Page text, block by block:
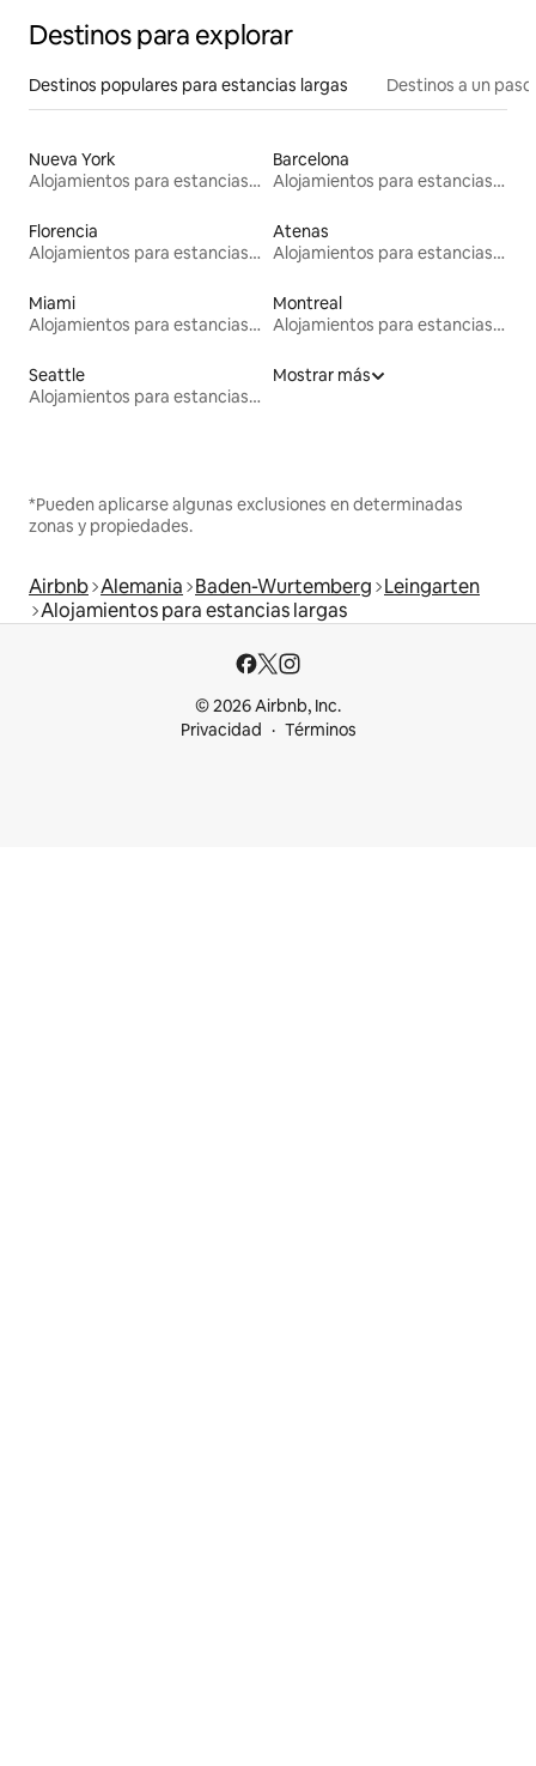
Destinos para explorar
Destinos populares para estancias largas Destinos a un
Nueva York
Alojamientos para estancias largas
Barcelona
Alojamientos para estancias largas
Florencia
Alojamientos para estancias largas
Atenas
Alojamientos para estancias largas
Miami
Alojamientos para estancias largas
Montreal
Alojamientos para estancias largas
Seattle
Alojamientos para estancias largas
Mostrar más
*Pueden aplicarse algunas exclusiones en determinadas
zonas y propiedades.
Airbnb Alemania Baden-Wurtemberg Leingarten
Alojamientos para estancias largas
© 2026 Airbnb, Inc.
Privacidad
Términos